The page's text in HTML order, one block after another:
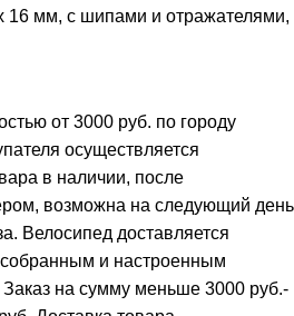
16 мм, с шипами и отражателями,
от 3000 руб. по городу
осуществляется
в наличии, после
возможна на следующий день
Велосипед доставляется
собранным и настроенным
на сумму меньше 3000 руб.-